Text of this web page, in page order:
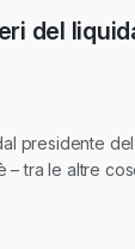
del
presidente
– tra le altre